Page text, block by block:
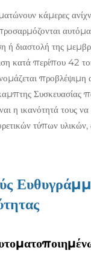
κάμερες
διαστολή της
κατά περίπου 42
η ικανότητά τους
τύπων